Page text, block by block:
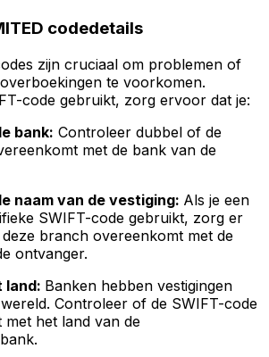
codedetails
zijn cruciaal om problemen of
te voorkomen.
code gebruikt, zorg ervoor dat je:
bank: Controleer dubbel of de
met de bank van de
naam van de vestiging: Als je een
SWIFT-code gebruikt, zorg er
branch overeenkomt met de
ontvanger.
land: Banken hebben vestigingen
Controleer of de SWIFT-code
het land van de